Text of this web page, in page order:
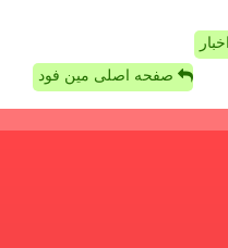
صفحه اصلی مین فود